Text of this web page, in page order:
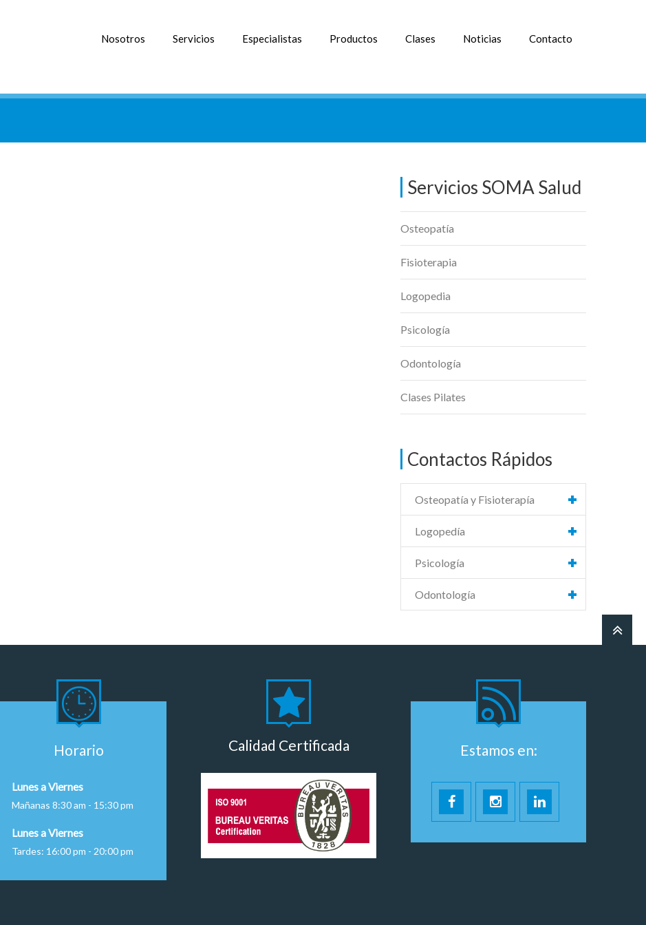
Nosotros Servicios Especialistas Productos Clases Noticias Contacto
Servicios SOMA Salud
Osteopatía
Fisioterapia
Logopedia
Psicología
Odontología
Clases Pilates
Contactos Rápidos
Osteopatía y Fisioterapía
Logopedía
Psicología
Odontología
Horario
Lunes a Viernes
Mañanas 8:30 am - 15:30 pm
Lunes a Viernes
Tardes: 16:00 pm - 20:00 pm
Calidad Certificada Estamos en: